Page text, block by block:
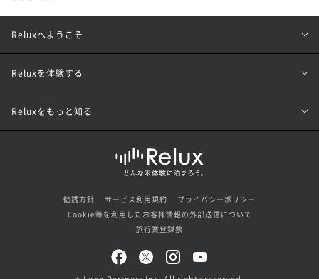
Reluxへようこそ
Reluxを体験する
Reluxをもっと知る
勧誘方針 サービス利用規約
プライバシーポリシー
Cookie等を利用したお客様情報の外部送信について
旅行業登録票